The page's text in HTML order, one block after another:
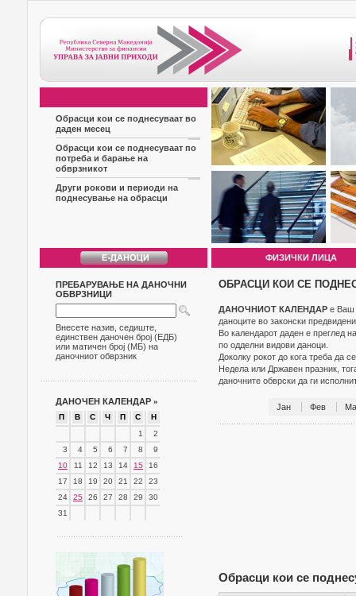
Обрасци кои се поднесуваат во
даден месец
Обрасци кои се поднесуваат по
потреба и барање на
обврзникот
Други рокови и периоди на
поднесување на обрасци
ФИЗИЧКИ ЛИЦА
ПРЕБАРУВАЊЕ НА ДАНОЧНИ
ОБВРЗНИЦИ
Внесете назив, седиште,
единствен даночен број (ЕДБ)
или матичен број (МБ) на
даночниот обврзник
ДАНОЧЕН КАЛЕНДАР »
П В С Ч П С
Н
1
2
3
4 5 6 7 8
9
10
11 12 13 14 15
16
17
18 19 20 21 22
23
24
25 26 27 28 29
30
31
ОБРАСЦИ КОИ СЕ
ДАНОЧНИОТ КАЛЕНДАР е Ваш
даноците во законски
Во календарот даден е преглед
по одделни видови даноци.
Доколку рокот до кога треба да
Недела или Државен празник,
даночните обврски да ги
Јан Фев
Обрасци кои се